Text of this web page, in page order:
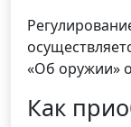
«Об оружии»
Как